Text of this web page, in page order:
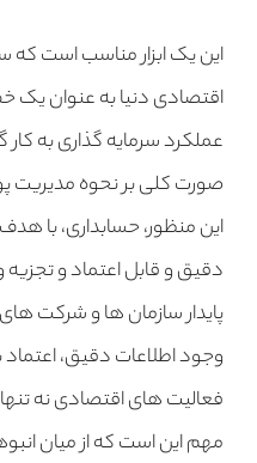
این یک ابزار مناسب است
اقتصادی دنیا به عنوان یک
عملکرد سرمایه گذاری به
صورت کلی بر نحوه مدیریت
این منظور،‌ حسابداری، با
دقیق و قابل اعتماد و تجزیه
پایدار سازمان ها و شرکت
وجود اطلاعات دقیق، اعتماد
فعالیت های اقتصادی نه
مهم این است که از میان